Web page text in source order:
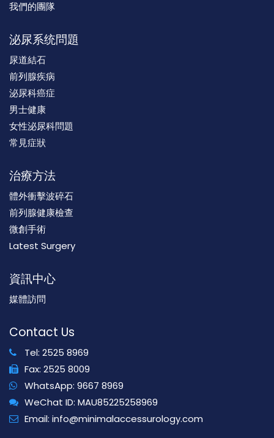
我們的團隊
泌尿系统問題
尿道結石
前列腺疾病
泌尿科癌症
男士健康
女性泌尿科問題
常見症狀
治療方法
體外衝擊波碎石
前列腺健康檢查
微創手術
Latest Surgery
資訊中心
媒體訪問
Contact Us
Tel: 2525 8969
Fax: 2525 8009
WhatsApp: 9667 8969
WeChat ID: MAU85225258969
Email: info@minimalaccessurology.com